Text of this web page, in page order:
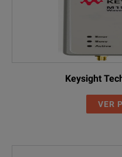
Keysight
VER